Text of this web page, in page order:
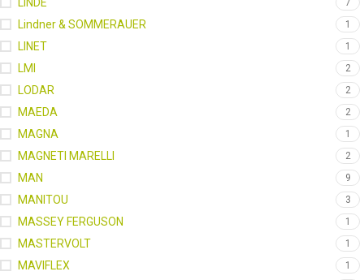
7
Lindner & SOMMERAUER 1
LINET 1
LMI 2
LODAR 2
MAEDA 2
MAGNA 1
MAGNETI MARELLI 2
MAN 9
MANITOU 3
MASSEY FERGUSON 1
MASTERVOLT 1
MAVIFLEX 1